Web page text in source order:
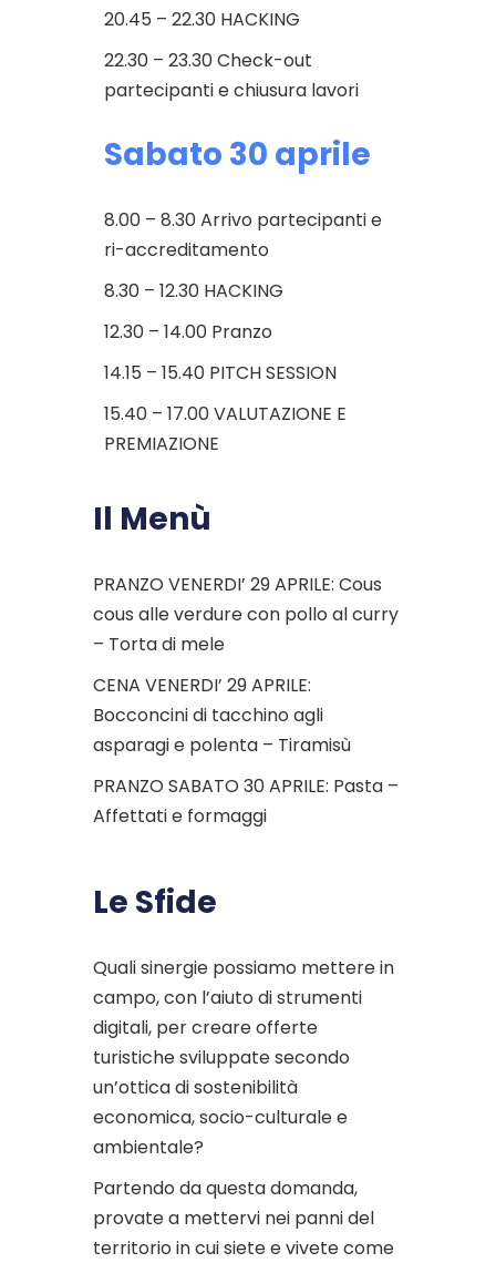
20.45 – 22.30 HACKING
22.30 – 23.30 Check-out
partecipanti e chiusura lavori
Sabato 30 aprile
8.00 – 8.30 Arrivo partecipanti e
ri-accreditamento
8.30 – 12.30 HACKING
12.30 – 14.00 Pranzo
14.15 – 15.40 PITCH SESSION
15.40 – 17.00 VALUTAZIONE E
PREMIAZIONE
Il Menù
PRANZO VENERDI’ 29 APRILE: Cous
cous alle verdure con pollo al curry
– Torta di mele
CENA VENERDI’ 29 APRILE:
Bocconcini di tacchino agli
asparagi e polenta – Tiramisù
PRANZO SABATO 30 APRILE: Pasta –
Affettati e formaggi
Le Sfide
Quali sinergie possiamo mettere in
campo, con l’aiuto di strumenti
digitali, per creare offerte
turistiche sviluppate secondo
un’ottica di sostenibilità
economica, socio-culturale e
ambientale?
Partendo da questa domanda,
provate a mettervi nei panni del
territorio in cui siete e vivete come